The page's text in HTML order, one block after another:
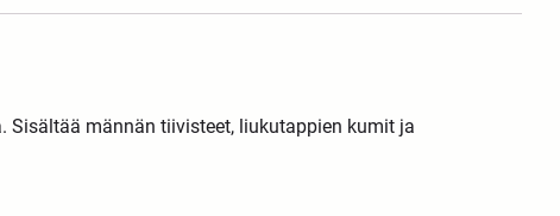
männän tiivisteet, liukutappien kumit ja